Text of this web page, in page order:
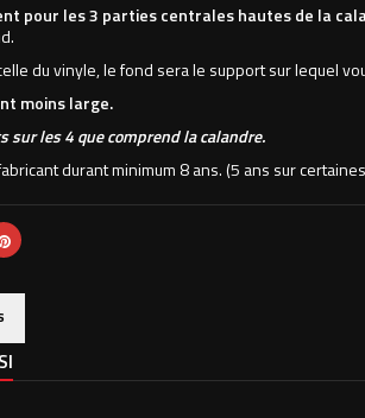
pour les 3 parties centrales hautes de la
du vinyle, le fond sera le support sur lequel
moins large.
sur les 4 que comprend la calandre.
durant minimum 8 ans. (5 ans sur